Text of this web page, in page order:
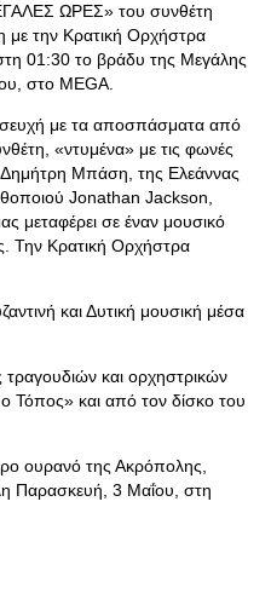
ΩΡΕΣ» του συνθέτη
με την Κρατική Ορχήστρα
01:30 το βράδυ της Μεγάλης
στο MEGA.
με τα αποσπάσματα από
«ντυμένα» με τις φωνές
Δημήτρη Μπάση, της Ελεάννας
Jonathan Jackson,
μεταφέρει σε έναν μουσικό
Την Κρατική Ορχήστρα
και Δυτική μουσική μέσα
και ορχηστρικών
Τόπος» και από τον δίσκο του
ουρανό της Ακρόπολης,
Παρασκευή, 3 Μαΐου, στη